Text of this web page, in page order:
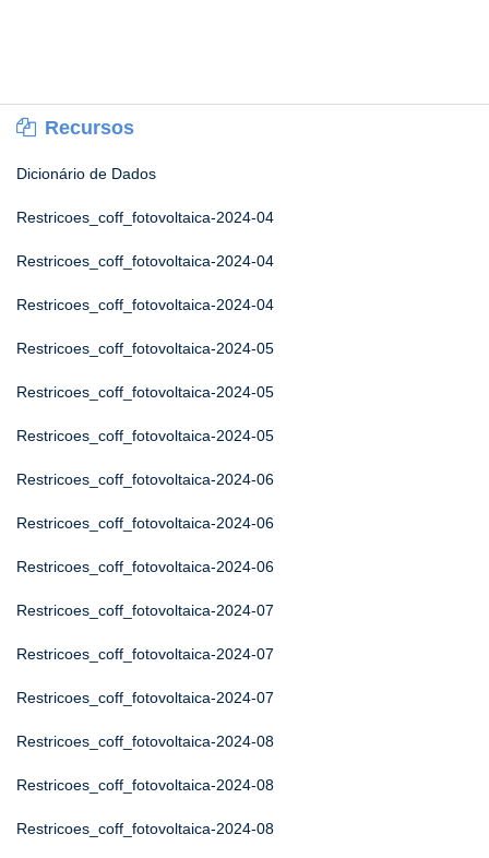
Recursos
Dicionário de Dados
Restricoes_coff_fotovoltaica-2024-04
Restricoes_coff_fotovoltaica-2024-04
Restricoes_coff_fotovoltaica-2024-04
Restricoes_coff_fotovoltaica-2024-05
Restricoes_coff_fotovoltaica-2024-05
Restricoes_coff_fotovoltaica-2024-05
Restricoes_coff_fotovoltaica-2024-06
Restricoes_coff_fotovoltaica-2024-06
Restricoes_coff_fotovoltaica-2024-06
Restricoes_coff_fotovoltaica-2024-07
Restricoes_coff_fotovoltaica-2024-07
Restricoes_coff_fotovoltaica-2024-07
Restricoes_coff_fotovoltaica-2024-08
Restricoes_coff_fotovoltaica-2024-08
Restricoes_coff_fotovoltaica-2024-08